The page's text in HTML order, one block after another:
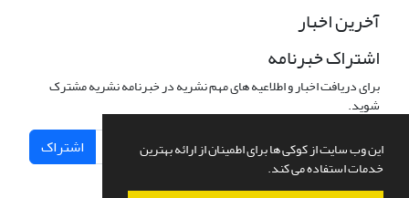
این وب سایت از کوکی ها برای اطمینان از ارائه بهترین
خدمات استفاده می کند.
آخرین اخبار
اشتراک خبرنامه
برای دریافت اخبار و اطلاعیه های مهم نشریه در خبرنامه نشریه مشترک
شوید.
اشتراک